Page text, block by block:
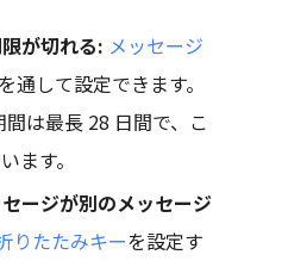
が切れる: メッセージ
通して設定できます。
は最長 28 日間で、こ
ます。
ージが別のメッセージ
りたたみキーを設定す